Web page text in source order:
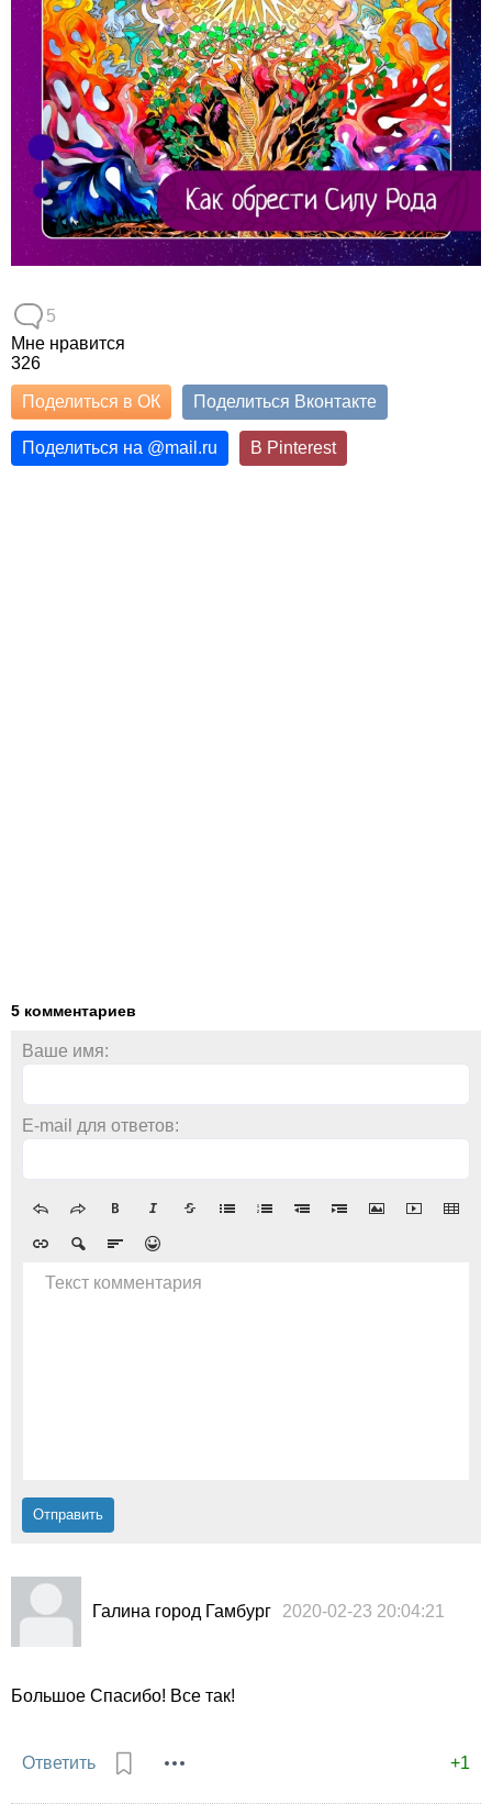
5
Мне нравится
326
Поделиться в ОК Поделиться Вконтакте
Поделиться на @mail.ru В Pinterest
5 комментариев
Ваше имя:
E-mail для ответов:
Текст комментария
Галина город Гамбург 2020-02-23 20:04:21
+1
Большое Спасибо! Все так!
Ответить